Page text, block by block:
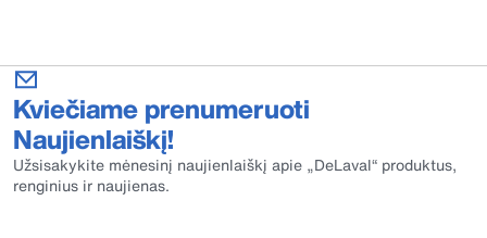
Kviečiame prenumeruoti
Naujienlaiškį!
Užsisakykite mėnesinį naujienlaiškį apie „DeLaval“ produktus,
renginius ir naujienas.